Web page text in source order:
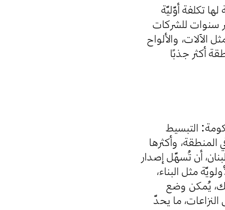
تكلفة أوّليّة
سنوات للشركات
والألواح
أكثر جذبًا
التبسيط
المنطقة، وأكثرها
أن تُسهّل إصدار
مثل البناء،
يُمكن وضع
ما يحدّ